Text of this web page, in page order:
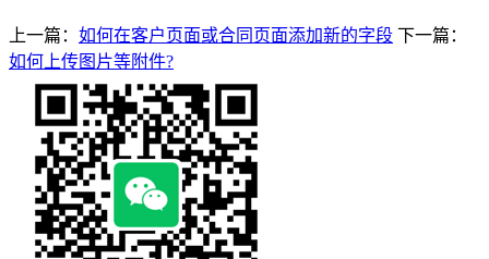
上一篇： 如何在客户页面或合同页面添加新的字段 下一篇：
如何上传图片等附件?